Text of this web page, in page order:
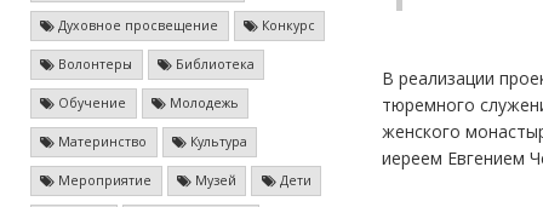
Духовное просвещение Конкурс
Волонтеры Библиотека
Обучение Молодежь
Материнство Культура
Мероприятие Музей Дети
В реализации
тюремного
женского
иереем Евгением